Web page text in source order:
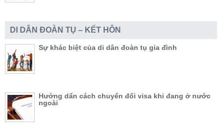
DI DÂN ĐOÀN TỤ – KẾT HÔN
Sự khác biệt của di dân đoàn tụ gia đình
Hướng dẩn cách chuyển đổi visa khi đang ở nước
ngoài